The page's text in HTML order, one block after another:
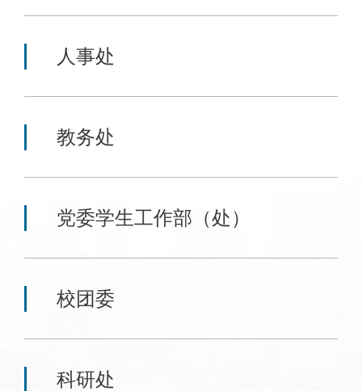
人事处
教务处
党委学生工作部（处）
校团委
科研处